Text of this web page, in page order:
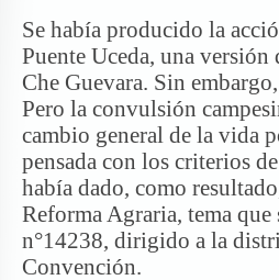
Se había producido la
Puente Uceda, una
Che Guevara. Sin
Pero la convulsión
cambio general de la vida
pensada con los criterios
había dado, como
Reforma Agraria, tema
n°14238, dirigido a la
Convención.